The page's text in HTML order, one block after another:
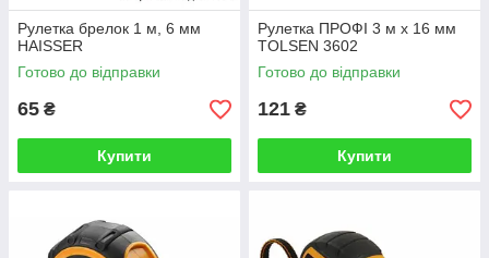
Рулетка брелок 1 м, 6 мм
HAISSER
Готово до відправки
65 ₴
Купити
Рулетка ПРОФІ 3 м х 16 мм
TOLSEN 3602
Готово до відправки
121 ₴
Купити